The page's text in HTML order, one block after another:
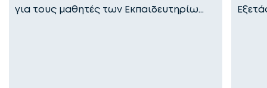
για τους μαθητές των Εκπαιδευτηρίω…